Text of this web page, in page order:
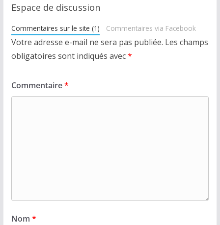
Espace de discussion
Commentaires sur le site (1) Commentaires via Facebook
Votre adresse e-mail ne sera pas publiée. Les champs
obligatoires sont indiqués avec*
Commentaire*
Nom *